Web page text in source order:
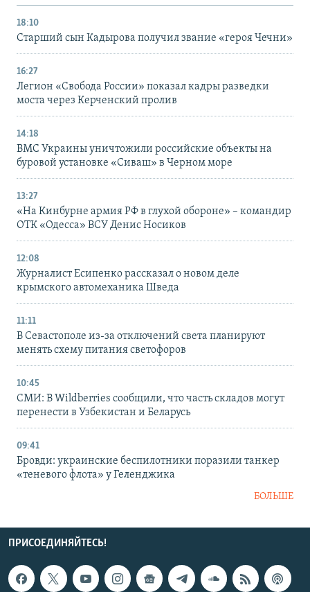
18:10
Старший сын Кадырова получил звание «героя Чечни»
16:27
Легион «Свобода России» показал кадры разведки
моста через Керченский пролив
14:18
ВМС Украины уничтожили российские объекты на
буровой установке «Сиваш» в Черном море
13:27
«На Кинбурне армия РФ в глухой обороне» – командир
ОТК «Одесса» ВСУ Денис Носиков
12:08
Журналист Есипенко рассказал о новом деле
крымского автомеханика Шведа
11:11
В Севастополе из-за отключений света планируют
менять схему питания светофоров
10:45
СМИ: В Wildberries сообщили, что часть складов могут
перенести в Узбекистан и Беларусь
09:41
Бровди: украинские беспилотники поразили танкер
«теневого флота» у Геленджика
БОЛЬШЕ
ПРИСОЕДИНЯЙТЕСЬ!